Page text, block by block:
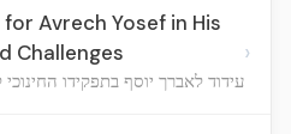
Avrech Yosef in His
Challenges
עידוד לאברך יוסף בתפקידו
›